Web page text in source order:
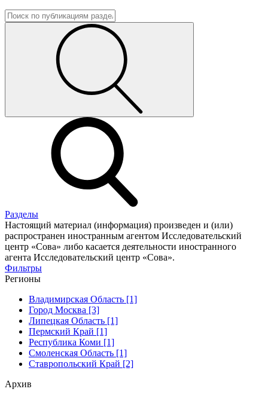
Разделы
Настоящий материал (информация) произведен и (или)
распространен иностранным агентом Исследовательский
центр «Сова» либо касается деятельности иностранного
агента Исследовательский центр «Сова».
Фильтры
Регионы
Владимирская Область [1]
Город Москва [3]
Липецкая Область [1]
Пермский Край [1]
Республика Коми [1]
Смоленская Область [1]
Ставропольский Край [2]
Архив